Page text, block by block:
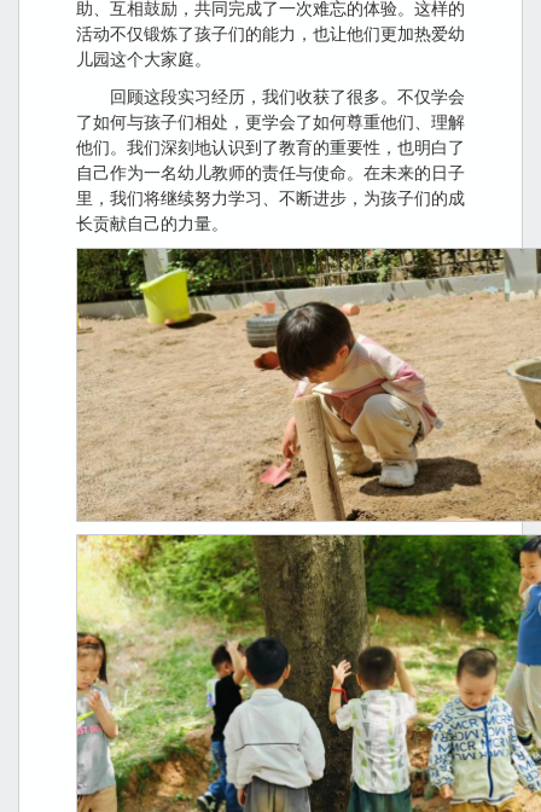
助、互相鼓励，共同完成了一次难忘的体验。这样的
活动不仅锻炼了孩子们的能力，也让他们更加热爱幼
儿园这个大家庭。
回顾这段实习经历，我们收获了很多。不仅学会
了如何与孩子们相处，更学会了如何尊重他们、理解
他们。我们深刻地认识到了教育的重要性，也明白了
自己作为一名幼儿教师的责任与使命。在未来的日子
里，我们将继续努力学习、不断进步，为孩子们的成
长贡献自己的力量。